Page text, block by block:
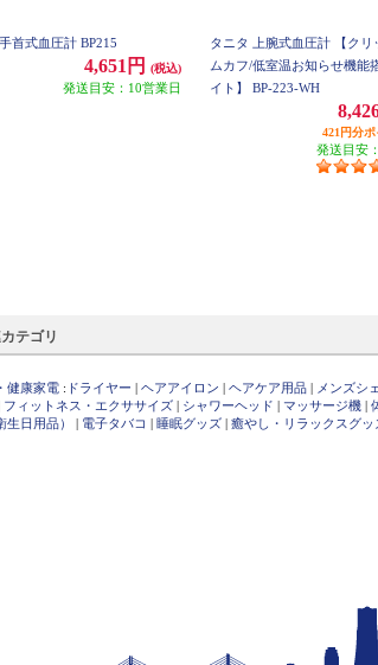
首式血圧計 BP215
4,651円 (税込)
発送目安：10営業日
タニタ 上腕式血圧計 【クリ
ムカフ/低室温お知らせ機能
イト】 BP-223-WH
421円分
発送目安
テゴリ
健康家電 : ドライヤー | ヘアアイロン | ヘアケア用品 | メンズシ
フィットネス・エクササイズ | シャワーヘッド | マッサージ機 |
生日用品）
| 電子タバコ | 睡眠グッズ | 癒やし・リラックスグッ